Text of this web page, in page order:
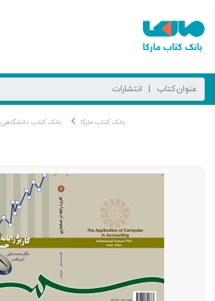
بانک کتاب مارکا بانک کتاب دانشگاهی